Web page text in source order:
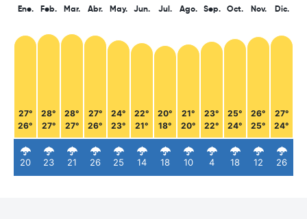
Ene.
27°
26°
20
Feb.
28°
27°
23
Mar.
28°
27°
21
Abr.
27°
26°
26
May.
24°
23°
25
Jun.
22°
21°
14
Jul.
20°
18°
18
Ago.
21°
20°
10
Sep.
23°
22°
4
Oct.
25°
24°
18
Nov.
26°
25°
12
Dic.
27°
24°
26